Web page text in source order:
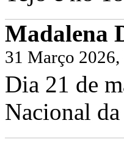
Madalena
31 Março 2026,
Dia 21 de
Nacional